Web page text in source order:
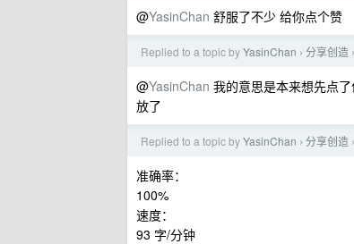
@YasinChan 舒服了不少 给你点个赞
Replied to a topic byYasinChan › 分享创造 ›
@YasinChan 我的意思是本来想先点
放了
Replied to a topic byYasinChan › 分享创造 ›
准确率：
100%
速度：
93 字/分钟